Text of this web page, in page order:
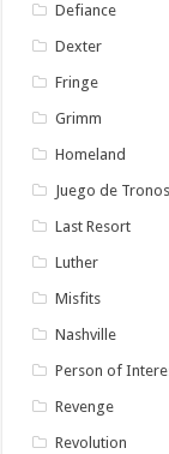
Defiance
Dexter
Fringe
Grimm
Homeland
Juego de Tronos
Last Resort
Luther
Misfits
Nashville
Person of
Revenge
Revolution